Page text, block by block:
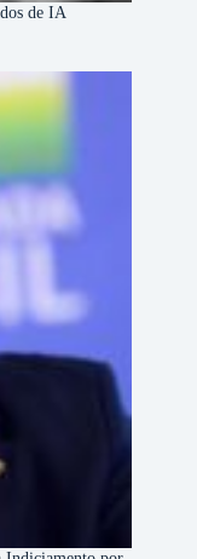
de IA